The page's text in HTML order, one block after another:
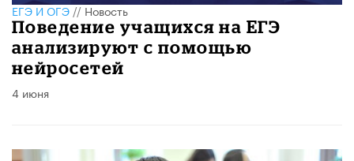
ЕГЭ И ОГЭ//Новость
Поведение учащихся на ЕГЭ
анализируют с помощью
нейросетей
4 июня